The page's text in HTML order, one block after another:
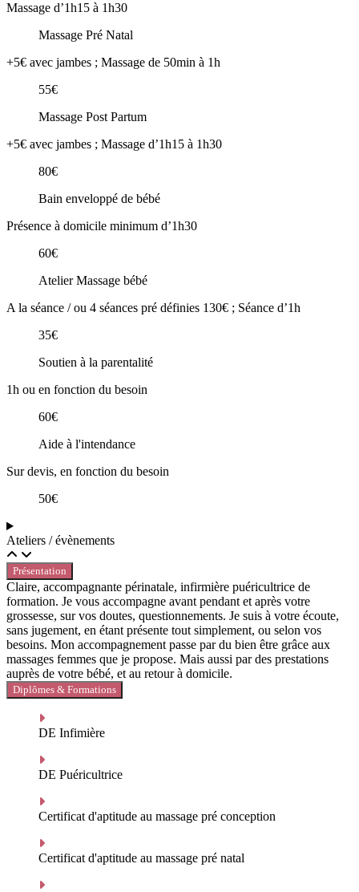
Massage d’1h15 à 1h30
Massage Pré Natal
+5€ avec jambes ; Massage de 50min à 1h
55€
Massage Post Partum
+5€ avec jambes ; Massage d’1h15 à 1h30
80€
Bain enveloppé de bébé
Présence à domicile minimum d’1h30
60€
Atelier Massage bébé
A la séance / ou 4 séances pré définies 130€ ; Séance d’1h
35€
Soutien à la parentalité
1h ou en fonction du besoin
60€
Aide à l'intendance
Sur devis, en fonction du besoin
50€
Ateliers / évènements
Présentation
Claire, accompagnante périnatale, infirmière puéricultrice de
formation. Je vous accompagne avant pendant et après votre
grossesse, sur vos doutes, questionnements. Je suis à votre écoute,
sans jugement, en étant présente tout simplement, ou selon vos
besoins. Mon accompagnement passe par du bien être grâce aux
massages femmes que je propose. Mais aussi par des prestations
auprès de votre bébé, et au retour à domicile.
Diplômes & Formations
DE Infimière
DE Puéricultrice
Certificat d'aptitude au massage pré conception
Certificat d'aptitude au massage pré natal